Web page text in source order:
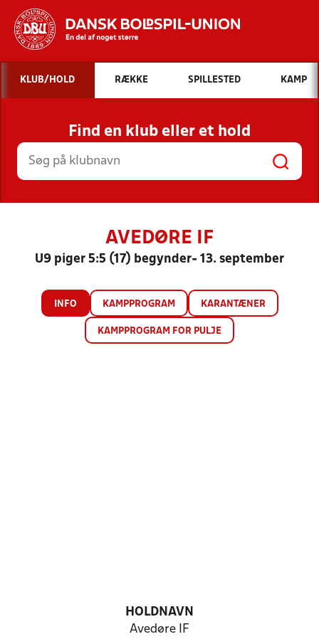
Hvad vil du søge efter?
INDHOLD OG NYHEDER
STILLINGER, RESULTATER, KLUBBER OG
HOLD
KLUB/HOLD RÆKKE SPILLESTED KAMP
Find en klub eller et hold
AVEDØRE IF
U9 piger 5:5 (17) begynder- 13. september
INFO KAMPPROGRAM KARANTÆNER
KAMPPROGRAM FOR PULJE
HOLDNAVN
Avedøre IF